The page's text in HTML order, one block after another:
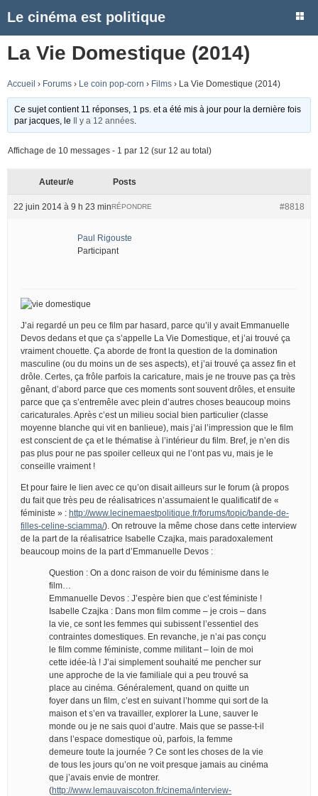
Le cinéma est politique
La Vie Domestique (2014)
Accueil › Forums › Le coin pop-corn › Films › La Vie Domestique (2014)
Ce sujet contient 11 réponses, 1 ps. et a été mis à jour pour la dernière fois
parjacques , le Il y a 12 années
Affichage de 10 messages - 1 par 12 (sur 12 au total)
Auteur/e Posts
22 juin 2014 à 9 h 23 min #8818
RÉPONDRE
Paul Rigouste
Participant
J’ai regardé un peu ce film par hasard, parce qu’il y avait Emmanuelle
Devos dedans et que ça s’appelle La Vie Domestique, et j’ai trouvé ça
vraiment chouette. Ça aborde de front la question de la domination
masculine (ou du moins un de ses aspects), et j’ai trouvé ça assez fin et
drôle. Certes, ça frôle parfois la caricature, mais je ne trouve pas ça très
gênant, d’abord parce que ces moments sont souvent drôles, et ensuite
parce que ça s’entremêle avec plein d’autres choses beaucoup moins
caricaturales. Après c’est un milieu social bien particulier (classe
moyenne blanche qui vit en banlieue), mais j’ai l’impression que le film
est conscient de ça et le thématise à l’intérieur du film. Bref, je n’en dis
pas plus pour ne pas spoiler celleux qui ne l’ont pas vu, mais je le
conseille vraiment !
Et pour faire le lien avec ce qu’on disait ailleurs sur le forum (à propos
du fait que très peu de réalisatrices n’assumaient le qualificatif de «
féministe » : http://www.lecinemaestpolitique.fr/forums/topic/bande-de-
filles-celine-sciamma/). On retrouve la même chose dans cette interview
de la part de la réalisatrice Isabelle Czajka, mais paradoxalement
beaucoup moins de la part d’Emmanuelle Devos :
Question : On a donc raison de voir du féminisme dans le
film…
Emmanuelle Devos : J’espère bien que c’est féministe !
Isabelle Czajka : Dans mon film comme – je crois – dans
la vie, ce sont les femmes qui subissent l’essentiel des
contraintes domestiques. En revanche, je n’ai pas conçu
le film comme féministe, comme militant – loin de moi
cette idée-là ! J’ai simplement souhaité me pencher sur
une approche de la vie familiale qui a peu trouvé sa
place au cinéma. Généralement, quand on quitte un
foyer dans un film, c’est en suivant l’homme qui sort de la
maison et s’en va travailler, explorer la Lune, sauver le
monde ou je ne sais quoi d’autre. Mais que se passe-t-il
dans l’espace domestique où, parfois, la femme
demeure toute la journée ? Ce sont les choses de la vie
de tous les jours qu’on ne voit presque jamais au cinéma
que j’avais envie de montrer.
(http://www.lemauvaiscoton.fr/cinema/interview-